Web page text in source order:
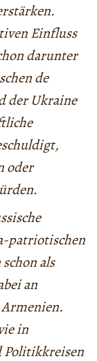
Einfluss
darunter
de
der Ukraine
oder
.
patriotischen
als
an
in
Politikkreisen